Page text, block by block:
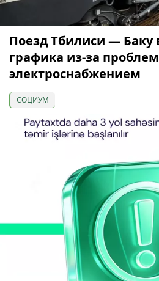
Поезд Тбилиси — Баку
графика из-за
электроснабжением
СОЦИУМ